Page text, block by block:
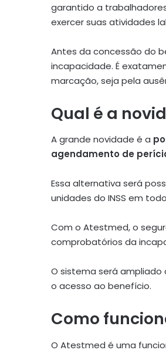
garantido a
exercer suas atividades
Antes da concessão do
incapacidade. É
marcação, seja pela
Qual é a
A grande novidade é a
agendamento de
Essa alternativa será
unidades do INSS em
Com o Atestmed, o
comprobatórios da
O sistema será ampliado
o acesso ao benefício.
Como
O Atestmed é uma